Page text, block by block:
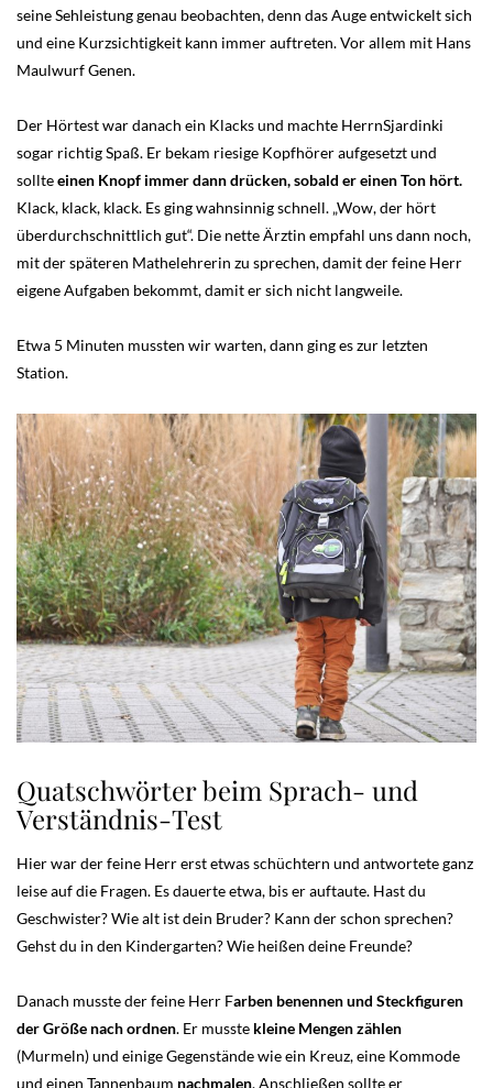
seine Sehleistung genau beobachten, denn das Auge entwickelt sich
und eine Kurzsichtigkeit kann immer auftreten. Vor allem mit Hans
Maulwurf Genen.
Der Hörtest war danach ein Klacks und machte HerrnSjardinki
sogar richtig Spaß. Er bekam riesige Kopfhörer aufgesetzt und
sollteeinen Knopf immer dann drücken, sobald er einen Ton hört.
Klack, klack, klack. Es ging wahnsinnig schnell. „Wow, der hört
überdurchschnittlich gut“. Die nette Ärztin empfahl uns dann noch,
mit der späteren Mathelehrerin zu sprechen, damit der feine Herr
eigene Aufgaben bekommt, damit er sich nicht langweile.
Etwa 5 Minuten mussten wir warten, dann ging es zur letzten
Station.
Quatschwörter beim Sprach- und
Verständnis-Test
Hier war der feine Herr erst etwas schüchtern und antwortete ganz
leise auf die Fragen. Es dauerte etwa, bis er auftaute. Hast du
Geschwister? Wie alt ist dein Bruder? Kann der schon sprechen?
Gehst du in den Kindergarten? Wie heißen deine Freunde?
Danach musste der feine Herr Farben benennen und Steckfiguren
der Größe nach ordnen. Er musste kleine Mengen zählen
(Murmeln) und einige Gegenstände wie ein Kreuz, eine Kommode
und einen Tannenbaum nachmalen. Anschließen sollte er